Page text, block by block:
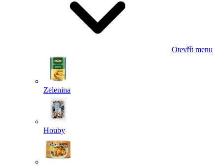
Otevřít menu
Zelenina
Houby